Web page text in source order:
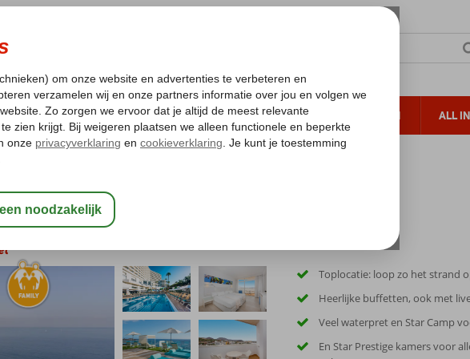
MINUTES WINTERZON ZONVAKANTIES VERRE REIZEN ALL
Geen fueltoeslag Gratis annuleren*
Costa Adeje Iberostar Waves Bouganville Playa
Playa
Toplocatie: loop zo het strand
Heerlijke buffetten, ook met
Veel waterpret en Star Camp
En Star Prestige kamers voor